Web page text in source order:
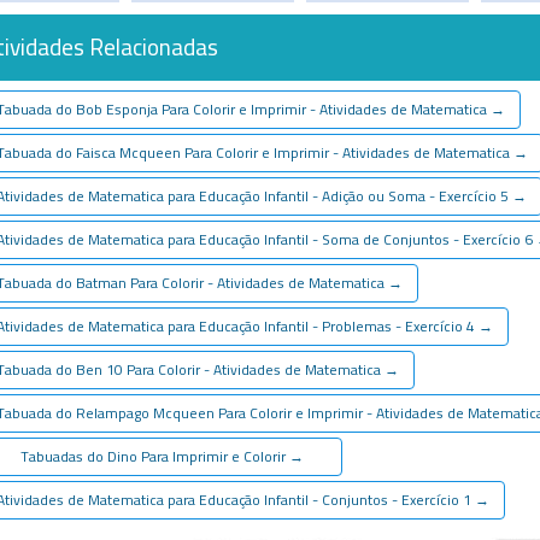
Relacionadas
do Bob Esponja Para Colorir e Imprimir - Atividades de Matematica →
do Faisca Mcqueen Para Colorir e Imprimir - Atividades de Matematica →
de Matematica para Educação Infantil - Adição ou Soma - Exercício 5 →
de Matematica para Educação Infantil - Soma de Conjuntos - Exercício 6
do Batman Para Colorir - Atividades de Matematica →
de Matematica para Educação Infantil - Problemas - Exercício 4 →
do Ben 10 Para Colorir - Atividades de Matematica →
do Relampago Mcqueen Para Colorir e Imprimir - Atividades de
Tabuadas do Dino Para Imprimir e Colorir→
de Matematica para Educação Infantil - Conjuntos - Exercício 1 →